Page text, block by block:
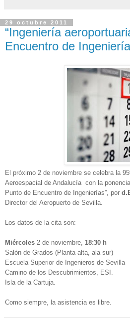
29 octubre 2011
“Ingeniería
Encuentro de
El próximo 2 de noviembre se celebra la
Aeroespacial de Andalucía con la
Punto de Encuentro de Ingenierías”, por
Director del Aeropuerto de Sevilla.
Los datos de la cita son:
Miércoles 2 de noviembre, 18:30 h
Salón de Grados (Planta alta, ala sur)
Escuela Superior de Ingenieros de Sevilla
Camino de los Descubrimientos, ESI.
Isla de la Cartuja.
Como siempre, la asistencia es libre.